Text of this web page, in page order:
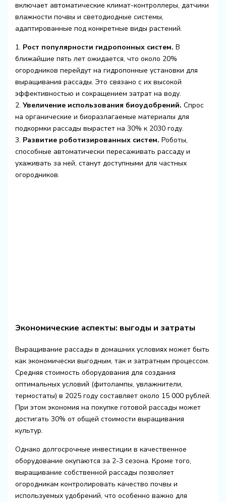
включает автоматические климат-контроллеры, датчики
влажности почвы и светодиодные системы,
адаптированные под конкретные виды растений.
1. Рост популярности гидропонных систем. В
ближайшие пять лет ожидается, что около 20%
огородников перейдут на гидропонные установки для
выращивания рассады. Это связано с их высокой
эффективностью и сокращением затрат на воду.
2. Увеличение использования биоудобрений. Спрос
на органические и биоразлагаемые материалы для
подкормки рассады вырастет на 30% к 2030 году.
3. Развитие роботизированных систем. Роботы,
способные автоматически пересаживать рассаду и
ухаживать за ней, станут доступными для частных
огородников.
Экономические аспекты: выгоды и затраты
Выращивание рассады в домашних условиях может быть
как экономически выгодным, так и затратным процессом.
Средняя стоимость оборудования для создания
оптимальных условий (фитолампы, увлажнители,
термостаты) в 2025 году составляет около 15 000 рублей.
При этом экономия на покупке готовой рассады может
достигать 30% от общей стоимости выращивания
культур.
Однако долгосрочные инвестиции в качественное
оборудование окупаются за 2-3 сезона. Кроме того,
выращивание собственной рассады позволяет
огородникам контролировать качество почвы и
используемых удобрений, что особенно важно для